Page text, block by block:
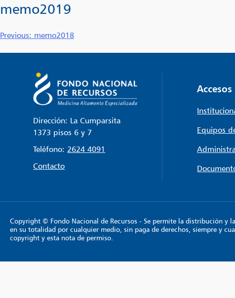
memo2019
Navegación
de
entradas
Previous: memo2018
Dirección: La Cumparsita
1373 pisos 6 y 7
Teléfono: 2624 4091
Contacto
Equipos
Copyright © Fondo Nacional de Recursos - Se permite la distribución y
en su totalidad por cualquier medio, sin paga de derechos, siempre y
copyright y esta nota de permiso.